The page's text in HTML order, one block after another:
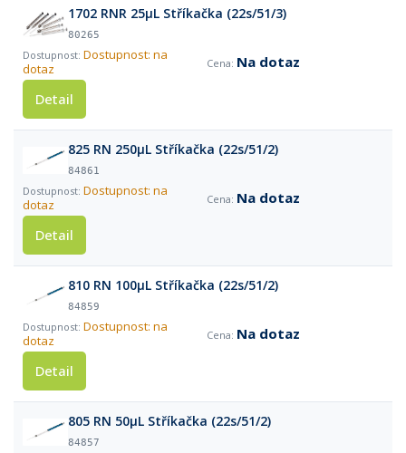
1702 RNR 25µL Stříkačka (22s/51/3)
80265
Dostupnost: na
dotaz
Na dotaz
Detail
825 RN 250µL Stříkačka (22s/51/2)
84861
Dostupnost: na
dotaz
Na dotaz
Detail
810 RN 100µL Stříkačka (22s/51/2)
84859
Dostupnost: na
dotaz
Na dotaz
Detail
805 RN 50µL Stříkačka (22s/51/2)
84857